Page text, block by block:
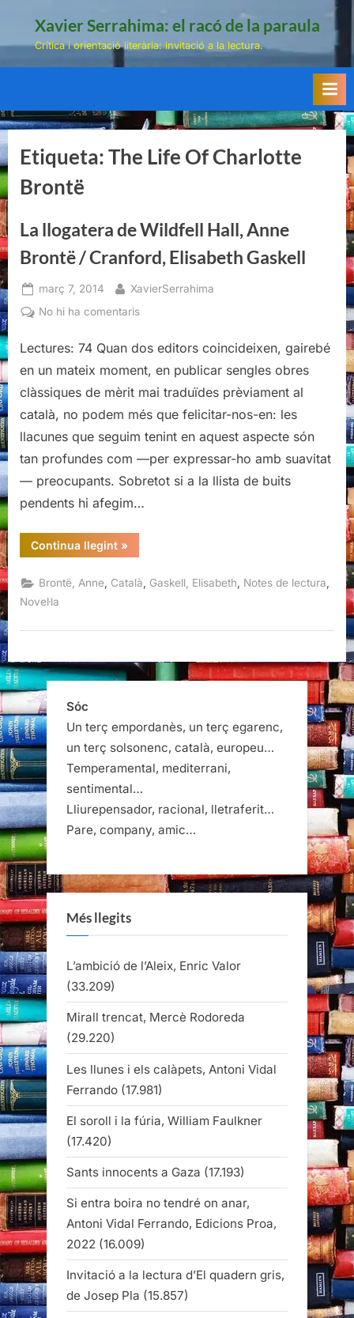
Xavier Serrahima: el racó de la paraula
Crítica i orientació literària: invitació a la lectura.
Etiqueta:The Life Of Charlotte
Brontë
La llogatera de Wildfell Hall, Anne
Brontë / Cranford, Elisabeth Gaskell
Posted
on
març 7, 2014 By
XavierSerrahima
No hi ha comentarisa
llogatera
de
Hall,
Anne
Brontë
/
Cranford,
Gaskell
Lectures: 74 Quan dos editors coincideixen, gairebé
en un mateix moment, en publicar sengles obres
clàssiques de mèrit mai traduïdes prèviament al
català, no podem més que felicitar-nos-en: les
llacunes que seguim tenint en aquest aspecte són
tan profundes com —per expressar-ho amb suavitat
— preocupants. Sobretot si a la llista de buits
pendents hi afegim…
Continua llegint“La
llogatera
Wildfell
Hall,
Cranford,
»
Brontë, Anne Català Gaskell, Elisabeth Notes de lectura
Novel·la
Sóc
Un terç empordanès, un terç egarenc,
un terç solsonenc, català, europeu…
Temperamental, mediterrani,
sentimental…
Lliurepensador, racional, lletraferit…
Pare, company, amic…
Més llegits
L’ambició de l’Aleix, Enric Valor
(33.209)
Mirall trencat, Mercè Rodoreda
(29.220)
Les llunes i els calàpets, Antoni Vidal
Ferrando (17.981)
El soroll i la fúria, William Faulkner
(17.420)
Sants innocents a Gaza (17.193)
Si entra boira no tendré on anar,
Antoni Vidal Ferrando, Edicions Proa,
2022 (16.009)
Invitació a la lectura d’El quadern gris,
de Josep Pla (15.857)